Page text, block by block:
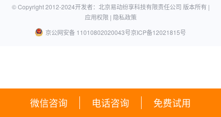
微信咨询 电话咨询 免费试用
© Copyright 2012-2024开发者：北京易动纷享科技有限责任公司 版本所有 |
应用权限 | 隐私政策
京公网安备 11010802020043号京ICP备12021815号